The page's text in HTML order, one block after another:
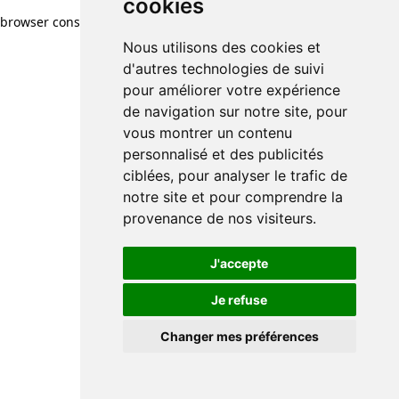
cookies
Nous utilisons des cookies et
d'autres technologies de suivi
pour améliorer votre expérience
de navigation sur notre site, pour
vous montrer un contenu
personnalisé et des publicités
ciblées, pour analyser le trafic de
notre site et pour comprendre la
provenance de nos visiteurs.
J'accepte
Je refuse
Changer mes préférences
browser console for more information)